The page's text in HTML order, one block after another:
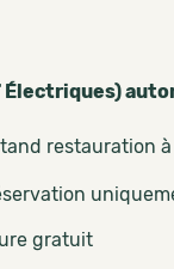
Électriques)
restauration
gratuit